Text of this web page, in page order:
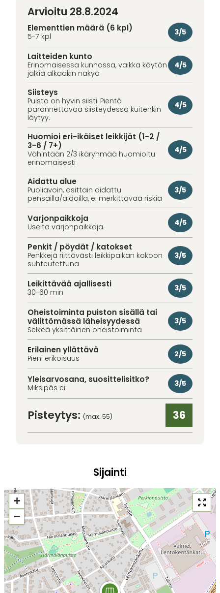
Arvioitu 28.8.2024
Elementtien määrä (6 kpl)
5-7 kpl 3/5
Laitteiden kunto
Erinomaisessa kunnossa, vaikka käytön
jälkiä alkaakin näkyä
4/5
Siisteys
Puisto on hyvin siisti. Pientä
parannettavaa siisteydessä kuitenkin
löytyy.
4/5
Huomioi eri-ikäiset leikkijät (1-2 /
3-6 / 7+)
Vähintään 2/3 ikäryhmää huomioitu
erinomaisesti
4/5
Aidattu alue
Puoliavoin, osittain aidattu
pensailla/aidoilla, ei merkittävää riskiä
3/5
Varjonpaikkoja
Useita varjonpaikkoja. 4/5
Penkit / pöydät / katokset
Penkkejä riittävästi leikkipaikan kokoon
suhteutettuna
3/5
Leikittävää ajallisesti
30-60 min 3/5
Oheistoiminta puiston sisällä tai
välittömässä läheisyydessä
Selkeä yksittäinen oheistoiminta
3/5
Erilainen yllättävä
Pieni erikoisuus 2/5
Yleisarvosana, suosittelisitko?
Miksipäs ei 3/5
Pisteytys: (max. 55) 36
Sijainti
+
−